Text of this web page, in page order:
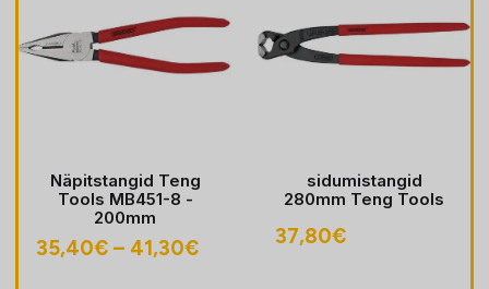
Näpitstangid Teng
Tools MB451-8 -
200mm
35,40€ – 41,30€Hinnavahemik:
sidumistangid
280mm Teng Tools
37,80€